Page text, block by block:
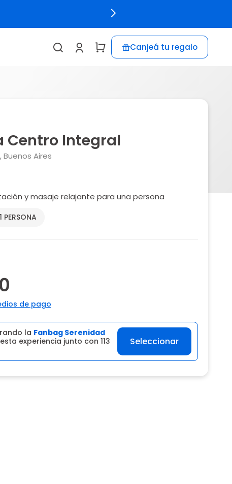
Canjeá tu regalo
Centro Integral
Buenos Aires
y masaje relajante para una persona
PERSONA
de pago
la Fanbag Serenidad
experiencia junto con 113
Seleccionar